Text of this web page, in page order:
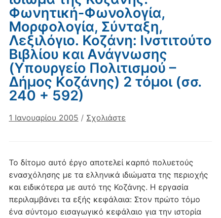
Φωνητική-Φωνολογία,
Μορφολογία, Σύνταξη,
Λεξιλόγιο. Κοζάνη: Iνστιτούτο
Bιβλίου και Aνάγνωσης
(Yπουργείο Πολιτισμού –
Δήμος Kοζάνης) 2 τόμοι (σσ.
240 + 592)
1 Ιανουαρίου 2005 / Σχολιάστε
Το δίτομο αυτό έργο αποτελεί καρπό πολυετούς
ενασχόλησης με τα ελληνικά ιδιώματα της περιοχής
και ειδικότερα με αυτό της Κοζάνης. Η εργασία
περιλαμβάνει τα εξής κεφάλαια: Στον πρώτο τόμο
ένα σύντομο εισαγωγικό κεφάλαιο για την ιστορία